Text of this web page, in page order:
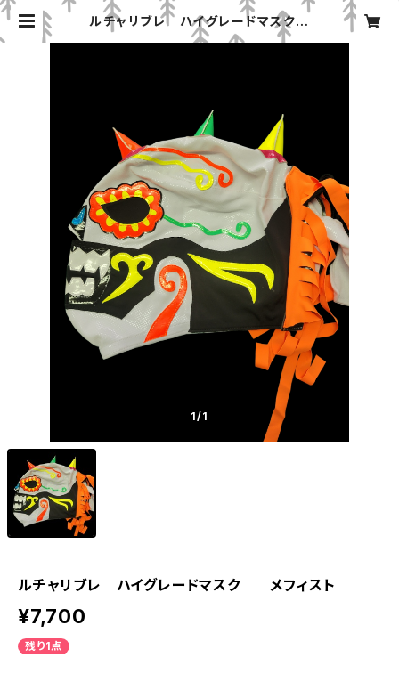
ルチャリブレ ハイグレードマスク
メフィスト | みちのくプロレス「プロ
1/1
ルチャリブレ ハイグレードマスク メフィスト
¥7,700
残り1点